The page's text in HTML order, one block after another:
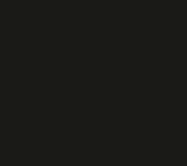
'impossível',
jogo no Botafogo